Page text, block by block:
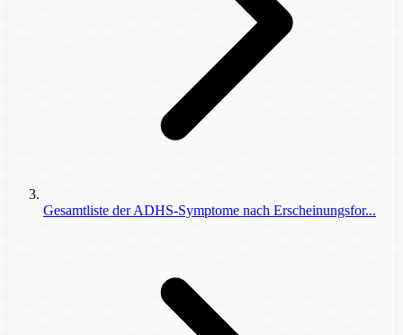
Gesamtliste der ADHS-Symptome nach Erscheinungsfor...